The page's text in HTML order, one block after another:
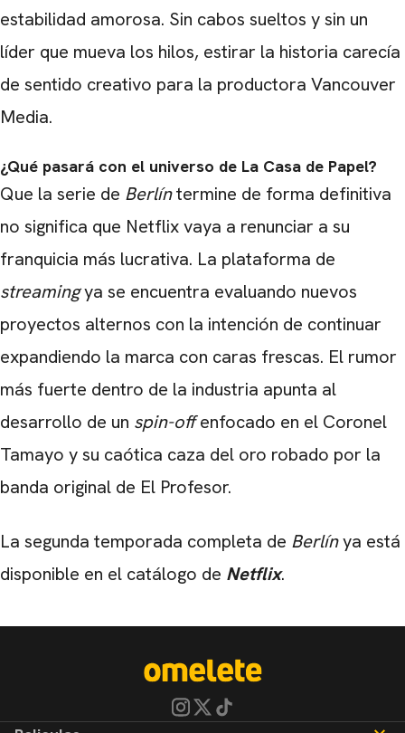
estabilidad amorosa. Sin cabos sueltos y sin un
líder que mueva los hilos, estirar la historia carecía
de sentido creativo para la productora Vancouver
Media.
¿Qué pasará con el universo de La Casa de Papel?
Que la serie de Berlíntermine de forma definitiva
no significa que Netflix vaya a renunciar a su
franquicia más lucrativa. La plataforma de
streamingya se encuentra evaluando nuevos
proyectos alternos con la intención de continuar
expandiendo la marca con caras frescas. El rumor
más fuerte dentro de la industria apunta al
desarrollo de un spin-offenfocado en el Coronel
Tamayo y su caótica caza del oro robado por la
banda original de El Profesor.
La segunda temporada completa de Berlínya está
disponible en el catálogo de Netflix.